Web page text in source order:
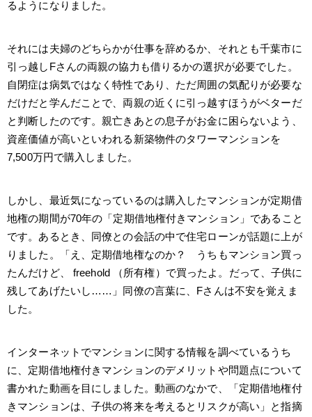
るようになりました。
それには夫婦のどちらかが仕事を辞めるか、それとも千葉市に
引っ越しFさんの両親の協力も借りるかの選択が必要でした。
自閉症は病気ではなく特性であり、ただ周囲の気配りが必要な
だけだと学んだことで、両親の近くに引っ越すほうがベターだ
と判断したのです。親亡きあとの息子がお金に困らないよう、
資産価値が高いといわれる新築物件のタワーマンションを
7,500万円で購入しました。
しかし、最近気になっているのは購入したマンションが定期借
地権の期間が70年の「定期借地権付きマンション」であること
です。あるとき、同僚との会話の中で住宅ローンが話題に上が
りました。「え、定期借地権なのか？ うちもマンション買っ
たんだけど、 freehold （所有権）で買ったよ。だって、子供に
残してあげたいし……」同僚の言葉に、Fさんは不安を覚えま
した。
インターネットでマンションに関する情報を調べているうち
に、定期借地権付きマンションのデメリットや問題点について
書かれた動画を目にしました。動画のなかで、「定期借地権付
きマンションは、子供の将来を考えるとリスクが高い」と指摘